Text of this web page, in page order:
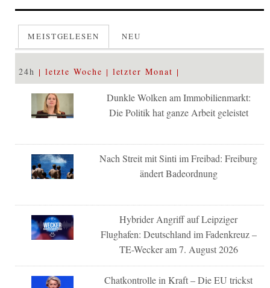
MEISTGELESEN NEU
24h letzte Woche letzter Monat
Dunkle Wolken am Immobilienmarkt:
Die Politik hat ganze Arbeit geleistet
Nach Streit mit Sinti im Freibad: Freiburg
ändert Badeordnung
Hybrider Angriff auf Leipziger
Flughafen: Deutschland im Fadenkreuz –
TE-Wecker am 7. August 2026
Chatkontrolle in Kraft – Die EU trickst